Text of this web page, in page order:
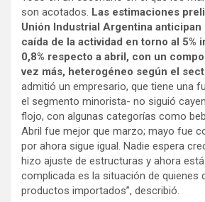
son acotados. Las estimaciones
Unión Industrial Argentina anticipan
caída de la actividad en torno al 5%
0,8% respecto a abril, con un
vez más, heterogéneo según el
admitió un empresario, que tiene una
el segmento minorista- no siguió
flojo, con algunas categorías como
Abril fue mejor que marzo; mayo fue
por ahora sigue igual. Nadie espera
hizo ajuste de estructuras y ahora
complicada es la situación de quienes
productos importados”, describió.